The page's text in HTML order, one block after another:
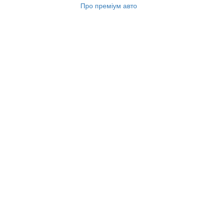
Про преміум авто